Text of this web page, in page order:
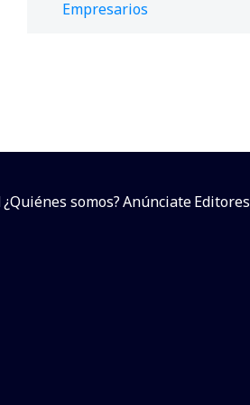
Empresarios
¿Quiénes somos?AnúnciateEditores